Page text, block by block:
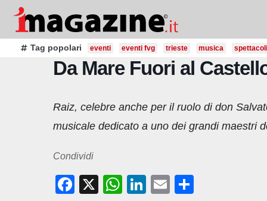
Salta
contenutoTag popolari eventi eventi fvg trieste musica spettacoli
Da Mare Fuori al
Raiz, celebre anche per il ruolo di don
musicale dedicato a uno dei grandi maestri
Condividi
F
X
W
Li
E